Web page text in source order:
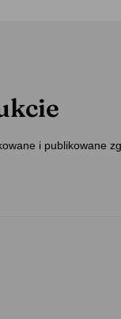
i publikowane